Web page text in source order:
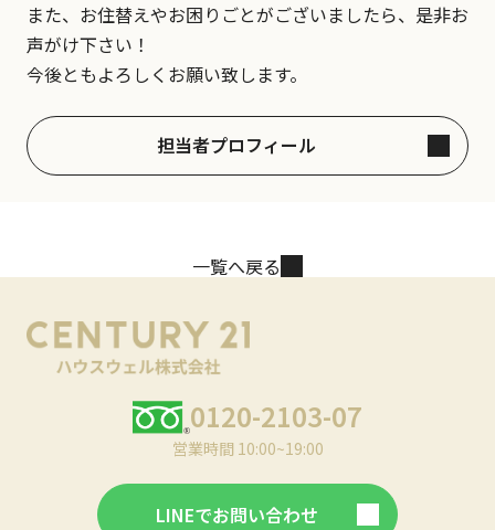
また、お住替えやお困りごとがございましたら、是非お
声がけ下さい！
今後ともよろしくお願い致します。
担当者プロフィール
一覧へ戻る
0120-2103-07
営業時間 10:00~19:00
LINEでお問い合わせ